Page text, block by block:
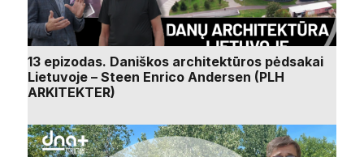
13 epizodas. Daniškos architektūros pėdsakai
Lietuvoje – Steen Enrico Andersen (PLH
ARKITEKTER)